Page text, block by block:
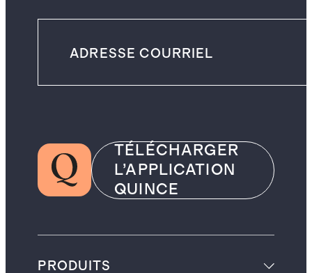
TÉLÉCHARGER
L’APPLICATION
QUINCE
PRODUITS